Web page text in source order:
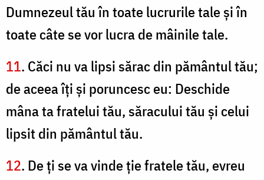
Dumnezeul tău în toate lucrurile tale şi în
toate câte se vor lucra de mâinile tale.
11. Căci nu va lipsi sărac din pământul tău;
de aceea îţi şi poruncesc eu: Deschide
mâna ta fratelui tău, săracului tău şi celui
lipsit din pământul tău.
12. De ţi se va vinde ţie fratele tău, evreu